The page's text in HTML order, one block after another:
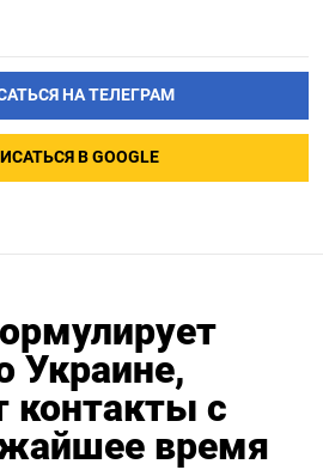
НА ТЕЛЕГРАМ
В GOOGLE
Украине,
контакты с
время